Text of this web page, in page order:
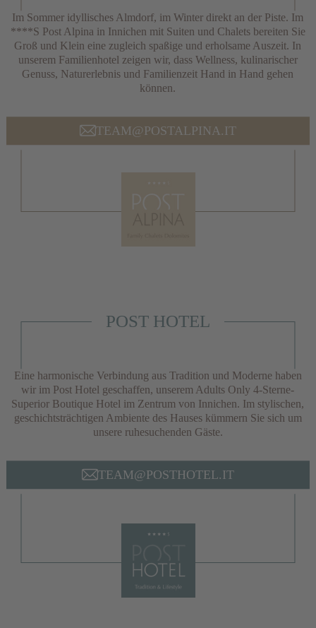
Im Sommer idyllisches Almdorf, im Winter direkt an der Piste. Im
****S Post Alpina in Innichen mit Suiten und Chalets bereiten Sie
Groß und Klein eine zugleich spaßige und erholsame Auszeit. In
unserem Familienhotel zeigen wir, dass Wellness, kulinarischer
Genuss, Naturerlebnis und Familienzeit Hand in Hand gehen
können.
TEAM@POSTALPINA.IT
POST HOTEL
Eine harmonische Verbindung aus Tradition und Moderne haben
wir im Post Hotel geschaffen, unserem Adults Only 4-Sterne-
Superior Boutique Hotel im Zentrum von Innichen. Im stylischen,
geschichtsträchtigen Ambiente des Hauses kümmern Sie sich um
unsere ruhesuchenden Gäste.
TEAM@POSTHOTEL.IT